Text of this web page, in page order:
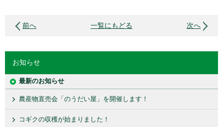
前へ 一覧にもどる 次へ
お知らせ
最新のお知らせ
農産物直売会「のうだい屋」を開催します！
コギクの収穫が始まりました！